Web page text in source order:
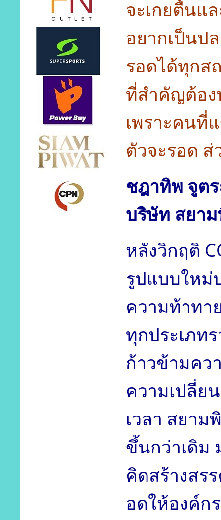
จะเกยตื้นแ
อยากเป็นป
รอดได้ทุกส
ที่สำคัญต้อง
เพราะคนที่
ตัวจะรอด
ชฎาทิพ จูต
บริษัท สยา
หลังวิกฤติ
รูปแบบใหม่
ความท้าทา
ทุกประเภท
ก้าวข้ามคว
ความเปลี่ย
เวลา สยาม
ขึ้นกว่าเดิม
คิดสร้างสร
อดให้องค์ก